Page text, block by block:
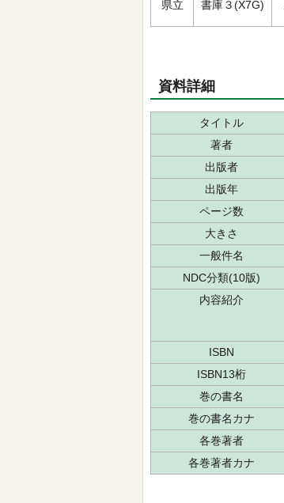
県立 書庫３(X7G)
資料詳細
タイトル
著者
出版者
出版年
ページ数
大きさ
一般件名
NDC分類(10版)
内容紹介
ISBN
ISBN13桁
巻の書名
巻の書名カナ
各巻著者
各巻著者カナ